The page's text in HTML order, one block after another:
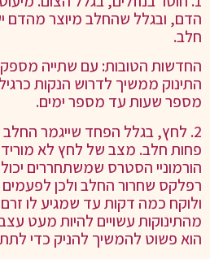
הדם, ובגלל שהחלב מיוצר מהדם
חלב.
החדשות הטובות: עם שתייה
התינוק ממשיך לדרוש הנקות
מספר שעות עד מספר ימים.
2. לחץ, בגלל הפחד שייגמר
פחות חלב. מצב של לחץ לא
הורמוניי הסטרס שמשתחררים
רפלקס שחרור החלב ולכן לפעמים
ולוקח כמה דקות עד שמגיע לו
מהתינוקות עשויים להיות מעט
הוא פשוט להמשיך להניק כדי